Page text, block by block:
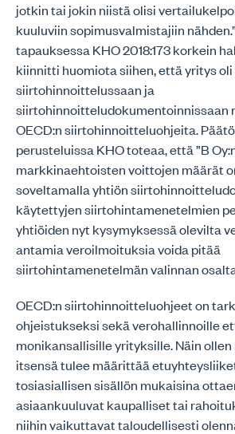
jotkin tai jokin niistä olisi
kuuluviin sopimusvalmistajiin
tapauksessa KHO 2018:173 korkein
kiinnitti huomiota siihen, että yritys oli
siirtohinnoittelussaan ja
siirtohinnoitteludokumentoinnissaan
OECD:n siirtohinnoitteluohjeita.
perusteluissa KHO toteaa, että ”B
markkinaehtoisten voittojen määrät
soveltamalla yhtiön
käytettyjen siirtohintamenetelmien
yhtiöiden nyt kysymyksessä olevilta
antamia veroilmoituksia voida pitää
siirtohintamenetelmän valinnan
OECD:n siirtohinnoitteluohjeet on
ohjeistukseksi sekä verohallinnoille
monikansallisille yrityksille. Näin
itsensä tulee määrittää
tosiasiallisen sisällön mukaisina
asiaankuuluvat kaupalliset tai
niihin vaikuttavat taloudellisesti